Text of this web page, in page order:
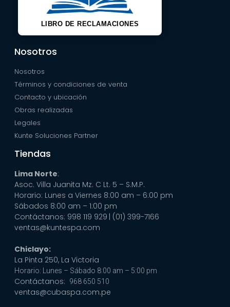
LIBRO DE RECLAMACIONES
Nosotros
Nosotros
Términos y condiciones de venta
Contacto y ubicación
Obras realizadas
Legales
Kunte Soluciones Partner
Tiendas
Lima Norte:
Asoc. Villa Juanita Mz. C Lt. 5 – S.M.P.
Horario: Lunes a Viernes 8:00 am – 6:00 pm
Sábados 8:00 am – 1:00 pm
Contáctanos: 998 119 929 | (01) 399-7166
ventas@kuntespa.com
Chiclayo:
La Pinta 250, La Victoria
Horario: Lunes – Sábado 8:00 am – 5:00 pm
Contáctanos: 968 650 510
ventas@cubaspa.com.pe